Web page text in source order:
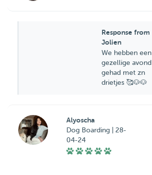
Response from
Jolien
We hebben een
gezellige avond
gehad met zn
drietjes 🥰🐶🐶
Alyoscha
Dog Boarding | 28-
04-24